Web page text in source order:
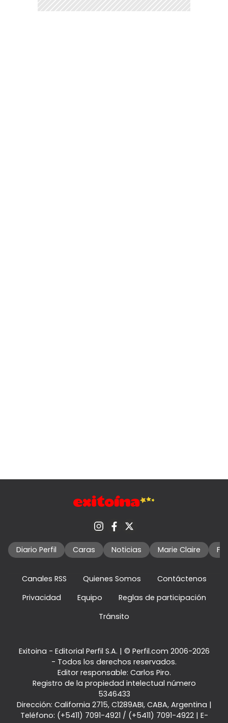
Diario Perfil Caras Noticias Marie Claire
Canales RSS Quienes Somos
Contáctenos
Privacidad
Equipo
Reglas de participación
Tránsito
Exitoina - Editorial Perfil S.A. | © Perfil.com 2006-2026
- Todos los derechos reservados.
Editor responsable: Carlos Piro.
Registro de la propiedad intelectual número
5346433
Dirección: California 2715, C1289ABI, CABA, Argentina |
Teléfono: (+5411) 7091-4921 / (+5411) 7091-4922| E-